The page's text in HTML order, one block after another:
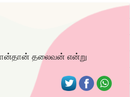
தலைவன் என்று